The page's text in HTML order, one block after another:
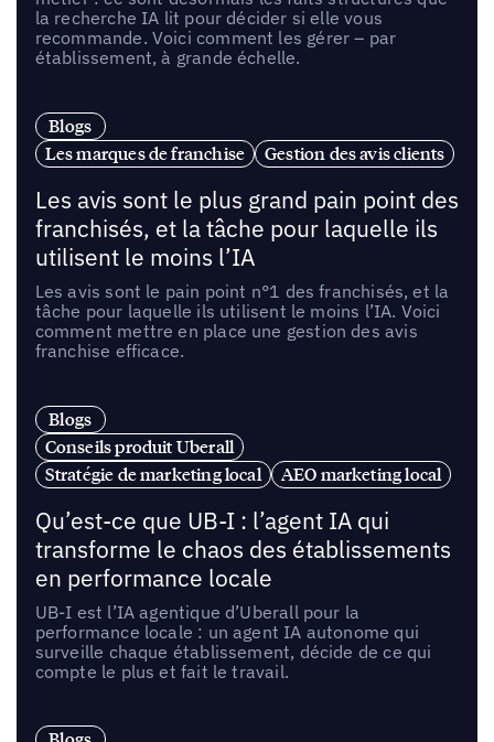
la recherche IA lit pour décider si elle vous
recommande. Voici comment les gérer – par
établissement, à grande échelle.
Blogs
Les marques de franchise
Gestion des avis clients
Les avis sont le plus grand pain point des
franchisés, et la tâche pour laquelle ils
utilisent le moins l’IA
Les avis sont le pain point n°1 des franchisés, et la
tâche pour laquelle ils utilisent le moins l’IA. Voici
comment mettre en place une gestion des avis
franchise efficace.
Blogs
Conseils produit Uberall
Stratégie de marketing local
AEO marketing local
Qu’est-ce que UB-I : l’agent IA qui
transforme le chaos des établissements
en performance locale
UB-I est l’IA agentique d’Uberall pour la
performance locale : un agent IA autonome qui
surveille chaque établissement, décide de ce qui
compte le plus et fait le travail.